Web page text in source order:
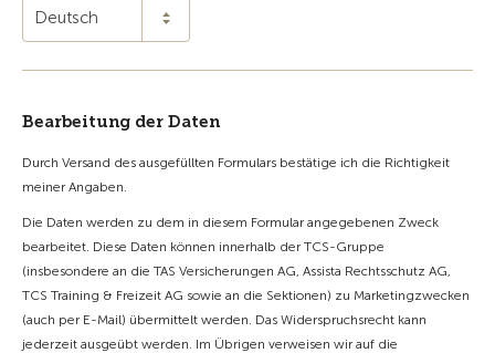
Deutsch
Bearbeitung der Daten
Durch Versand des ausgefüllten Formulars bestätige ich die Richtigkeit
meiner Angaben.
Die Daten werden zu dem in diesem Formular angegebenen Zweck
bearbeitet. Diese Daten können innerhalb der TCS-Gruppe
(insbesondere an die TAS Versicherungen AG, Assista Rechtsschutz AG,
TCS Training & Freizeit AG sowie an die Sektionen) zu Marketingzwecken
(auch per E-Mail) übermittelt werden. Das Widerspruchsrecht kann
jederzeit ausgeübt werden. Im Übrigen verweisen wir auf die